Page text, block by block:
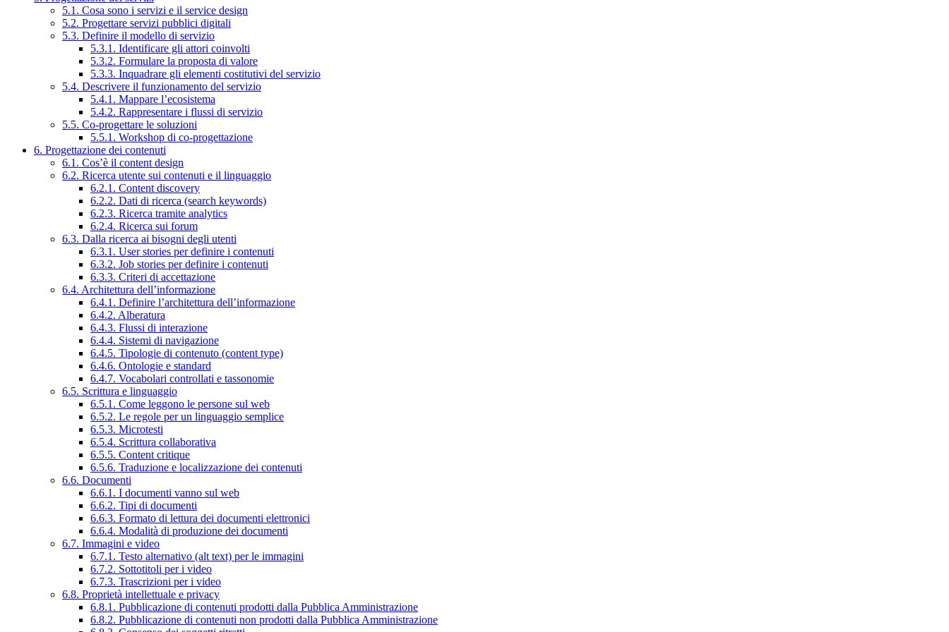
5.1. Cosa sono i servizi e il service design
5.2. Progettare servizi pubblici digitali
5.3. Definire il modello di servizio
5.3.1. Identificare gli attori coinvolti
5.3.2. Formulare la proposta di valore
5.3.3. Inquadrare gli elementi costitutivi del servizio
5.4. Descrivere il funzionamento del servizio
5.4.1. Mappare l’ecosistema
5.4.2. Rappresentare i flussi di servizio
5.5. Co-progettare le soluzioni
5.5.1. Workshop di co-progettazione
6. Progettazione dei contenuti
6.1. Cos’è il content design
6.2. Ricerca utente sui contenuti e il linguaggio
6.2.1. Content discovery
6.2.2. Dati di ricerca (search keywords)
6.2.3. Ricerca tramite analytics
6.2.4. Ricerca sui forum
6.3. Dalla ricerca ai bisogni degli utenti
6.3.1. User stories per definire i contenuti
6.3.2. Job stories per definire i contenuti
6.3.3. Criteri di accettazione
6.4. Architettura dell’informazione
6.4.1. Definire l’architettura dell’informazione
6.4.2. Alberatura
6.4.3. Flussi di interazione
6.4.4. Sistemi di navigazione
6.4.5. Tipologie di contenuto (content type)
6.4.6. Ontologie e standard
6.4.7. Vocabolari controllati e tassonomie
6.5. Scrittura e linguaggio
6.5.1. Come leggono le persone sul web
6.5.2. Le regole per un linguaggio semplice
6.5.3. Microtesti
6.5.4. Scrittura collaborativa
6.5.5. Content critique
6.5.6. Traduzione e localizzazione dei contenuti
6.6. Documenti
6.6.1. I documenti vanno sul web
6.6.2. Tipi di documenti
6.6.3. Formato di lettura dei documenti elettronici
6.6.4. Modalità di produzione dei documenti
6.7. Immagini e video
6.7.1. Testo alternativo (alt text) per le immagini
6.7.2. Sottotitoli per i video
6.7.3. Trascrizioni per i video
6.8. Proprietà intellettuale e privacy
6.8.1. Pubblicazione di contenuti prodotti dalla Pubblica Amministrazione
6.8.2. Pubblicazione di contenuti non prodotti dalla Pubblica Amministrazione